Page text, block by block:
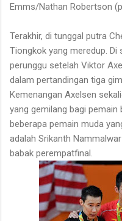
Emms/Nathan Robertson
Terakhir, di tunggal putra
Tiongkok yang meredup. Di
perunggu setelah Viktor
dalam pertandingan tiga
Kemenangan Axelsen
yang gemilang bagi pemain
beberapa pemain muda
adalah Srikanth
babak perempatfinal.